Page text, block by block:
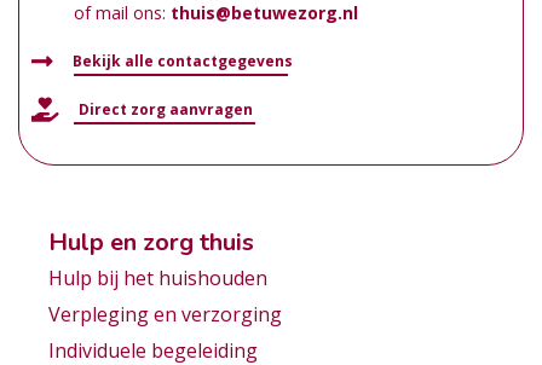
of mail ons: thuis@betuwezorg.nl
Bekijk alle contactgegevens
Direct zorg aanvragen
Hulp en zorg thuis
Hulp bij het huishouden
Verpleging en verzorging
Individuele begeleiding